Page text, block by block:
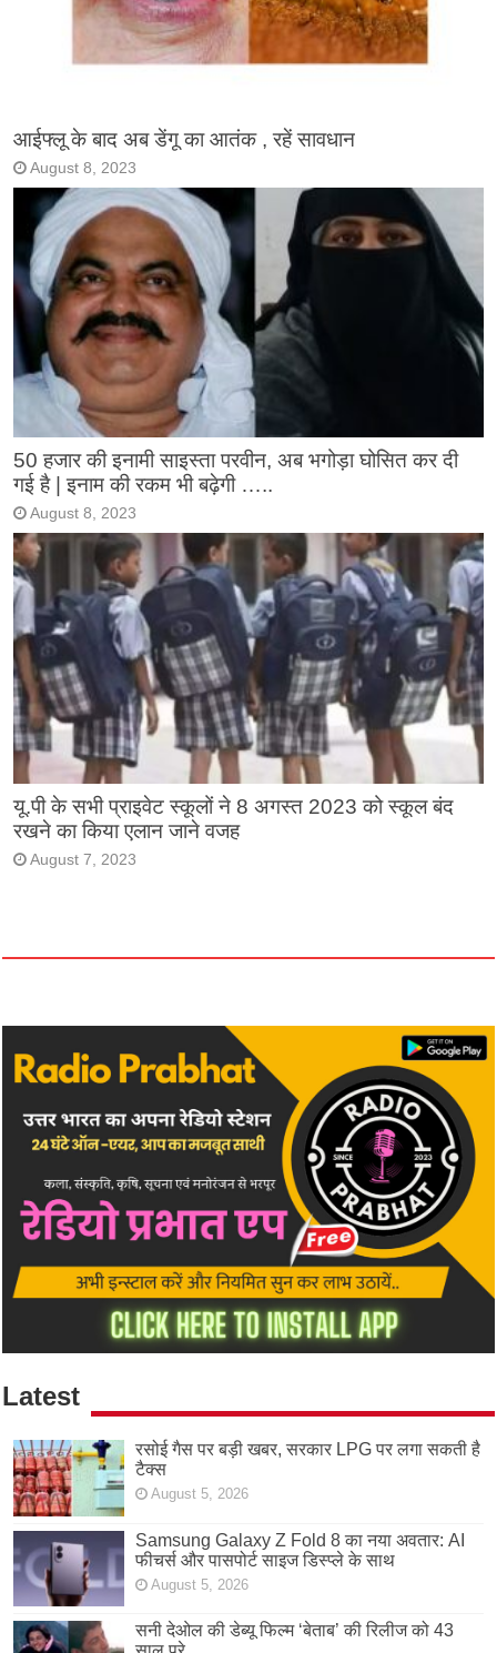
आईफ्लू के बाद अब डेंगू का आतंक , रहें सावधान
August 8, 2023
50 हजार की इनामी साइस्ता परवीन, अब भगोड़ा घोसित कर दी
गई है | इनाम की रकम भी बढ़ेगी …..
August 8, 2023
यू.पी के सभी प्राइवेट स्कूलों ने 8 अगस्त 2023 को स्कूल बंद
रखने का किया एलान जाने वजह
August 7, 2023
Latest
रसोई गैस पर बड़ी खबर, सरकार LPG पर लगा सकती है
टैक्स
August 5, 2026
Samsung Galaxy Z Fold 8 का नया अवतार: AI
फीचर्स और पासपोर्ट साइज डिस्प्ले के साथ
August 5, 2026
सनी देओल की डेब्यू फिल्म ‘बेताब’ की रिलीज को 43